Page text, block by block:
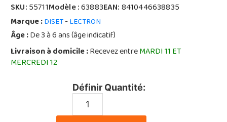
SKU:55711Modèle :63883EAN:8410446638835
Marque :DISET-LECTRON
Âge :De 3 à 6 ans (âge indicatif)
Livraison à domicile :Recevez entreMARDI 11 ET
MERCREDI 12
Définir Quantité: